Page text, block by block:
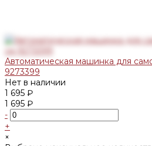
Автоматическая машинка для
9273399
Нет в наличии
1 695 ₽
1 695 ₽
-
+
×